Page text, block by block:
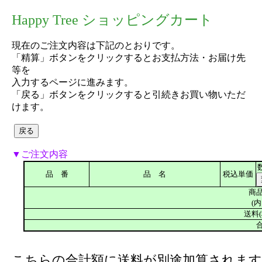
Happy Tree ショッピングカート
現在のご注文内容は下記のとおりです。
「精算」ボタンをクリックするとお支払方法・お届け先
等を
入力するページに進みます。
「戻る」ボタンをクリックすると引続きお買い物いただ
けます。
▼ご注文内容
品 番 品 名 税込単価
商
(
送料